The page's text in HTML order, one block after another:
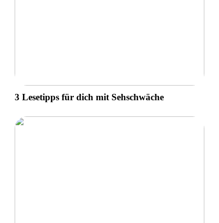
3 Lesetipps für dich mit Sehschwäche